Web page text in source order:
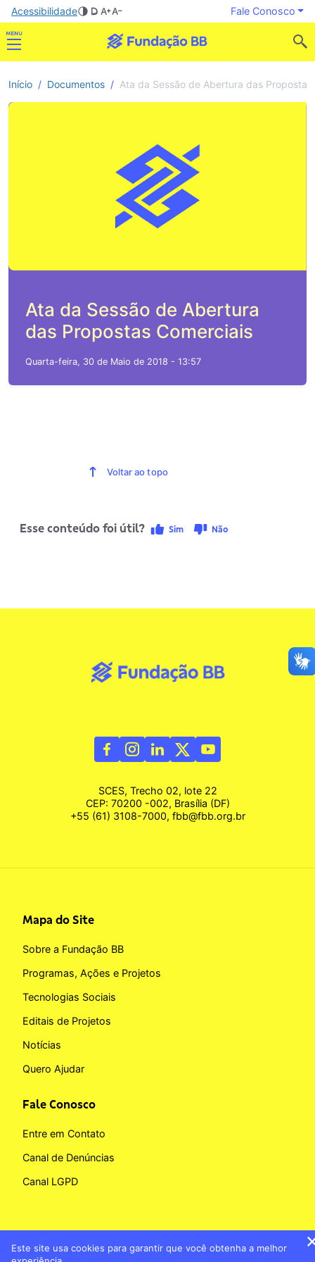
Acessibilidade Fale Conosco
Início Documentos Ata da Sessão de Abertura das Propostas
Ata da Sessão de Abertura
das Propostas Comerciais
Quarta-feira, 30 de Maio de 2018 - 13:57
Voltar ao topo
Esse conteúdo foi útil? Sim Não
SCES, Trecho 02, lote 22
CEP: 70200 -002, Brasília (DF)
+55 (61) 3108-7000, fbb@fbb.org.br
Mapa do Site
Sobre a Fundação BB
Programas, Ações e Projetos
Tecnologias Sociais
Editais de Projetos
Notícias
Quero Ajudar
Fale Conosco
Entre em Contato
Canal de Denúncias
Canal LGPD
Este site usa cookies para garantir que você obtenha a melhor